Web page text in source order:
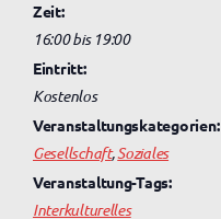
Zeit:
16:00 bis 19:00
Eintritt:
Kostenlos
Veranstaltungskategorien:
Gesellschaft,Soziales
Veranstaltung-Tags:
Interkulturelles